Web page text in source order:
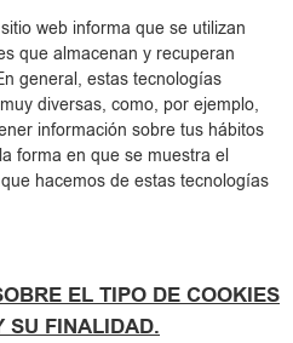
web informa que se utilizan
que almacenan y recuperan
general, estas tecnologías
diversas, como, por ejemplo,
información sobre tus hábitos
forma en que se muestra el
hacemos de estas tecnologías
EL TIPO DE COOKIES
SU FINALIDAD.